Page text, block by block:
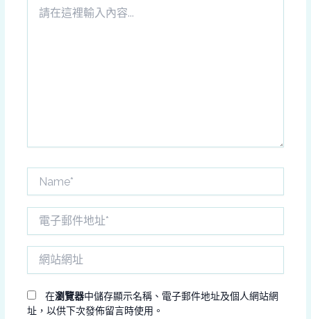
*址
在瀏覽器中儲存顯示名稱、電子郵件地址及個人網站網
址，以供下次發佈留言時使用。